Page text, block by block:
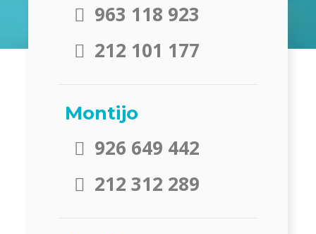
963 118 923
212 101 177
Montijo
926 649 442
212 312 289